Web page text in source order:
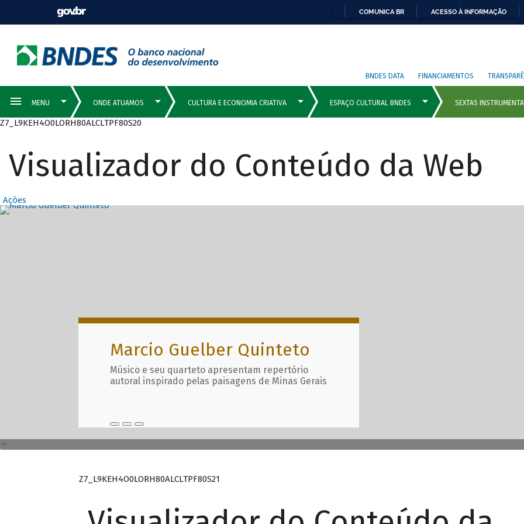
COMUNICA BR ACESSO À INFORMAÇÃO
BNDES DATA FINANCIAMENTOS
Z7_L9KEH4O0LORH80ALCLTPF80S20
Visualizador do Conteúdo da Web
Ações
Destaques Principais com
Marcio Guelber Quinteto
Músico e seu quarteto apresentam repertório
autoral inspirado pelas paisagens de Minas Gerais
Z7_L9KEH4O0LORH80ALCLTPF80S21